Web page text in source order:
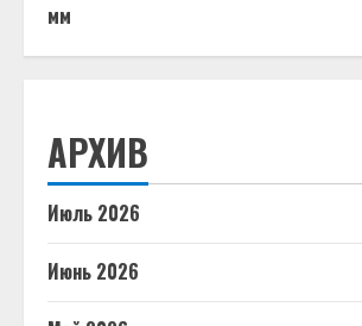
мм
АРХИВ
Июль 2026
Июнь 2026